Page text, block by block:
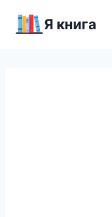
Я книга